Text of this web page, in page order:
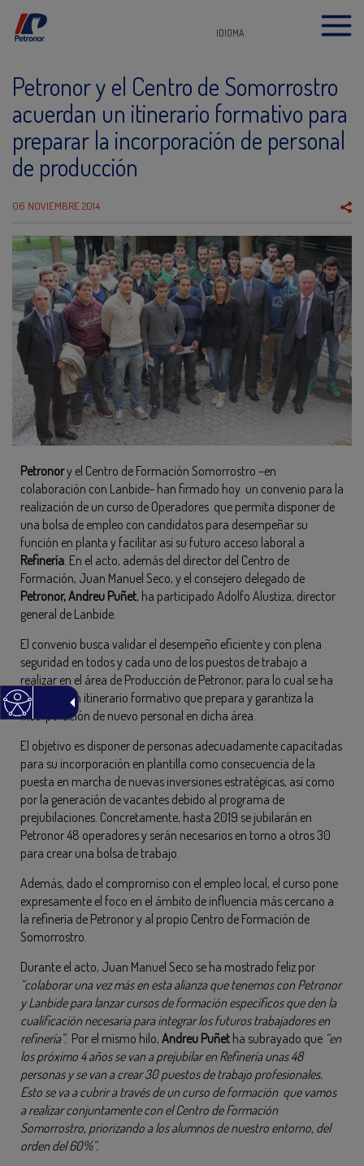
IDIOMA
Petronor y el Centro de Somorrostro
acuerdan un itinerario formativo para
preparar la incorporación de personal
de producción
06 NOVIEMBRE 2014
Petronory el Centro de Formación Somorrostro –en
colaboración con Lanbide- han firmado hoy un convenio para la
realización de un curso de Operadores que permita disponer de
una bolsa de empleo con candidatos para desempeñar su
función en planta y facilitar así su futuro acceso laboral a
Refinería . En el acto, además del director del Centro de
Formación, Juan Manuel Seco, y el consejero delegado de
Petronor, Andreu Puñet, ha participado Adolfo Alustiza, director
general de Lanbide.
El convenio busca validar el desempeño eficiente y con plena
seguridad en todos y cada uno de los puestos de trabajo a
realizar en el área de Producción de Petronor, para lo cual se ha
diseñado un itinerario formativo que prepara y garantiza la
incorporación de nuevo personal en dicha área.
El objetivo es disponer de personas adecuadamente capacitadas
para su incorporación en plantilla como consecuencia de la
puesta en marcha de nuevas inversiones estratégicas, así como
por la generación de vacantes debido al programa de
prejubilaciones. Concretamente, hasta 2019 se jubilarán en
Petronor 48 operadores y serán necesarios en torno a otros 30
para crear una bolsa de trabajo.
Además, dado el compromiso con el empleo local, el curso pone
expresamente el foco en el ámbito de influencia más cercano a
la refinería de Petronor y al propio Centro de Formación de
Somorrostro.
Durante el acto, Juan Manuel Seco se ha mostrado feliz por
“colaborar una vez más en esta alianza que tenemos con Petronor
y Lanbide para lanzar cursos de formación específicos que den la
cualificación necesaria para integrar los futuros trabajadores en
refinería”. Por el mismo hilo, Andreu Puñet ha subrayado que “en
los próximo 4 años se van a prejubilar en Refinería unas 48
personas y se van a crear 30 puestos de trabajo profesionales.
Esto se va a cubrir a través de un curso de formación que vamos
a realizar conjuntamente con el Centro de Formación
Somorrostro, priorizando a los alumnos de nuestro entorno, del
orden del 60%”.